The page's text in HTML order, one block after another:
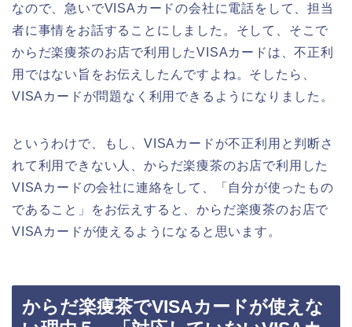
なので、急いでVISAカードの会社に電話をして、担当
者に事情をお話することにしました。そして、そこで
からだ楽痩茶のお店で利用したVISAカードは、不正利
用ではない旨をお伝えしたんですよね。そしたら、
VISAカードが問題なく利用できるようになりました。
というわけで、もし、VISAカードが不正利用と判断さ
れて利用できない人、からだ楽痩茶のお店で利用した
VISAカードの会社に連絡をして、「自分が使ったもの
であること」をお伝えすると、からだ楽痩茶のお店で
VISAカードが使えるようになると思います。
からだ楽痩茶でVISAカードが使えな